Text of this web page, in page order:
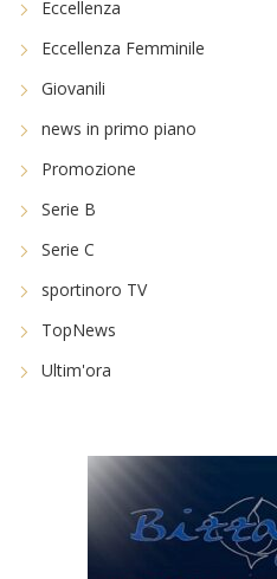
Eccellenza
Eccellenza Femminile
Giovanili
news in primo piano
Promozione
Serie B
Serie C
sportinoro TV
TopNews
Ultim'ora